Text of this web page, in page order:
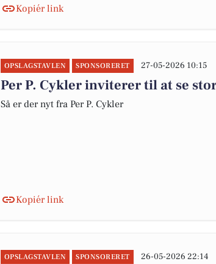
Kopiér link
OPSLAGSTAVLEN SPONSORERET 27-05-2026 10:15
Per P. Cykler inviterer til at se
Så er der nyt fra Per P. Cykler
Kopiér link
OPSLAGSTAVLEN SPONSORERET 26-05-2026 22:14